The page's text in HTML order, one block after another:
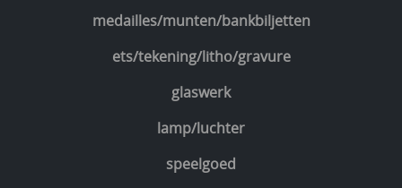
medailles/munten/bankbiljetten
ets/tekening/litho/gravure
glaswerk
lamp/luchter
speelgoed